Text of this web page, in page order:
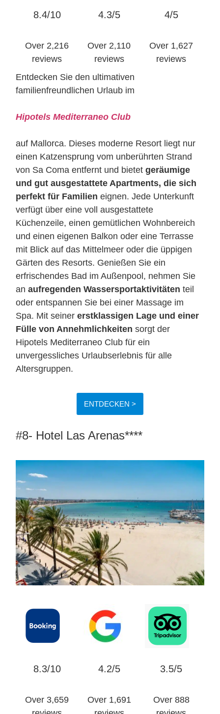
8.4/10
Over 2,216
reviews
4.3/5
Over 2,110
reviews
4/5
Over 1,627
reviews
Entdecken Sie den ultimativen
familienfreundlichen Urlaub im
Hipotels Mediterraneo Club
auf Mallorca. Dieses moderne Resort liegt nur
einen Katzensprung vom unberührten Strand
von Sa Coma entfernt und bietetgeräumige
und gut ausgestattete Apartments, die sich
perfekt für Familien eignen. Jede Unterkunft
verfügt über eine voll ausgestattete
Küchenzeile, einen gemütlichen Wohnbereich
und einen eigenen Balkon oder eine Terrasse
mit Blick auf das Mittelmeer oder die üppigen
Gärten des Resorts. Genießen Sie ein
erfrischendes Bad im Außenpool, nehmen Sie
anaufregenden Wassersportaktivitäten teil
oder entspannen Sie bei einer Massage im
Spa. Mit seinererstklassigen Lage und einer
Fülle von Annehmlichkeiten sorgt der
Hipotels Mediterraneo Club für ein
unvergessliches Urlaubserlebnis für alle
Altersgruppen.
ENTDECKEN >
#8- Hotel Las Arenas****
8.3/10
Over 3,659
4.2/5
Over 1,691
3.5/5
Over 888